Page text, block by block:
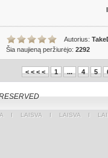
Autorius:
Šia naujieną peržiurėjo: 2292
< < < < 1 ... 4 5
Ι LAISVA Ι LAISVA Ι